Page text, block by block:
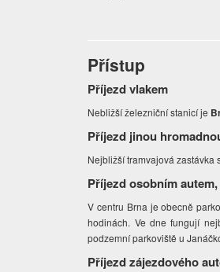
Přístup
Příjezd vlakem
Nebližší železniční stanicí je
Příjezd jinou
Nejbližší tramvajová zastávka
Příjezd osobním
V centru Brna je obecně
hodinách. Ve dne fungují
podzemní parkoviště u
Příjezd zájezdového